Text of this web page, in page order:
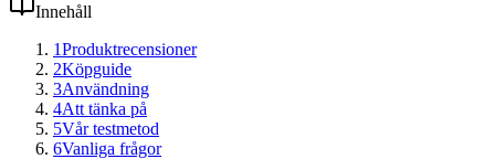
Innehåll
1Produktrecensioner
2Köpguide
3Användning
4Att tänka på
5Vår testmetod
6Vanliga frågor